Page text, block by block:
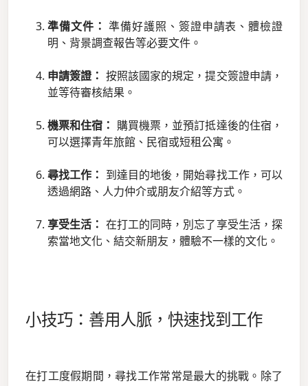
準備文件： 準備好護照、簽證申請表、體檢證
明、背景調查報告等必要文件。
申請簽證： 按照該國家的規定，提交簽證申請，
並等待審核結果。
機票和住宿： 購買機票，並預訂抵達後的住宿，
可以選擇青年旅館、民宿或短租公寓。
尋找工作： 到達目的地後，開始尋找工作，可以
透過網路、人力仲介或朋友介紹等方式。
享受生活： 在打工的同時，別忘了享受生活，探
索當地文化、結交新朋友，體驗不一樣的文化。
小技巧：善用人脈，快速找到工作
在打工度假期間，尋找工作常常是最大的挑戰。除了